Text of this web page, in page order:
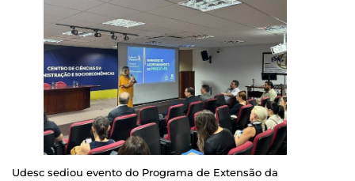
Udesc sediou evento do Programa de Extensão da